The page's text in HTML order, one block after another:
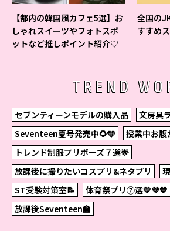
【都内の韓国風カフェ5選】お
しゃれスイーツやフォトスポ
ットなど推しポイント紹介♡
全国の
すすめ
TREND
セブンティーンモデルの購入品
文房具
Seventeen夏号発売中🌻🩵
授業中お腹
トレンド制服プリポーズ７選🌟
放課後に撮りたいコスプリ&ネタプリ
ST受験対策室📝
体育祭プリ⑦選💛💜💙
放課後Seventeen🏫